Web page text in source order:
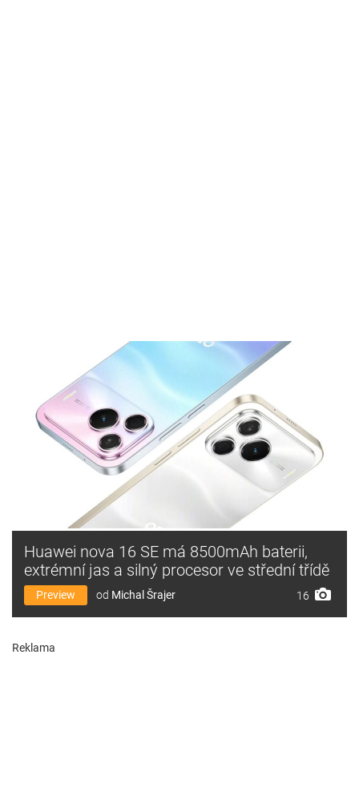
Huawei nova 16 SE má 8500mAh baterii,
extrémní jas a silný procesor ve střední třídě
Preview od Michal Šrajer 16
Reklama